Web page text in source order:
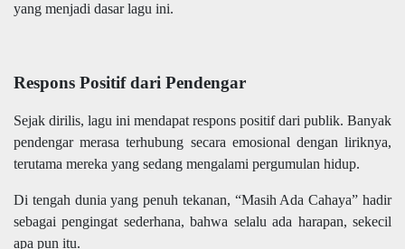
yang menjadi dasar lagu ini.
Respons Positif dari Pendengar
Sejak dirilis, lagu ini mendapat respons positif dari publik. Banyak
pendengar merasa terhubung secara emosional dengan liriknya,
terutama mereka yang sedang mengalami pergumulan hidup.
Di tengah dunia yang penuh tekanan, “Masih Ada Cahaya” hadir
sebagai pengingat sederhana, bahwa selalu ada harapan, sekecil
apa pun itu.